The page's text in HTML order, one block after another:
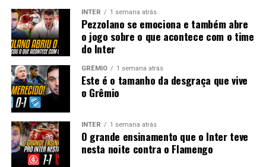
INTER 1 semana atrás
Pezzolano se emociona e também abre
o jogo sobre o que acontece com o time
do Inter
GRÊMIO 1 semana atrás
Este é o tamanho da desgraça que vive
o Grêmio
INTER 1 semana atrás
O grande ensinamento que o Inter teve
nesta noite contra o Flamengo